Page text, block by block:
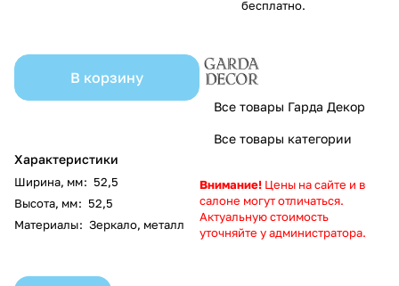
В корзину
Характеристики
Ширина, мм: 52,5
Высота, мм: 52,5
Материалы: Зеркало, металл
бесплатно.
Все товары Гарда Декор
Все товары категории
Внимание! Цены на сайте и в
салоне могут отличаться.
Актуальную стоимость
уточняйте у администратора.